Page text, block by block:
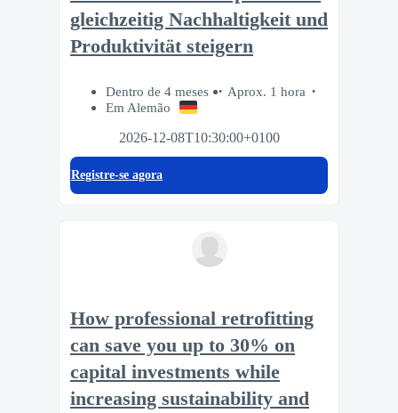
gleichzeitig Nachhaltigkeit und
Produktivität steigern
Dentro de 4 meses
Aprox. 1 hora
Em Alemão
2026-12-08T10:30:00+0100
Registre-se agora
How professional retrofitting
can save you up to 30% on
capital investments while
increasing sustainability and